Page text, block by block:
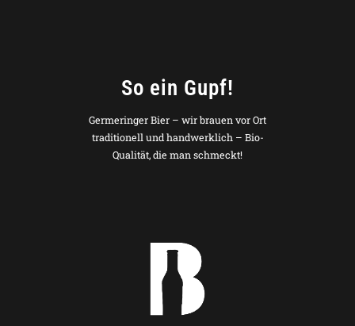
So ein Gupf!
Germeringer Bier – wir brauen vor Ort
traditionell und handwerklich – Bio-
Qualität, die man schmeckt!